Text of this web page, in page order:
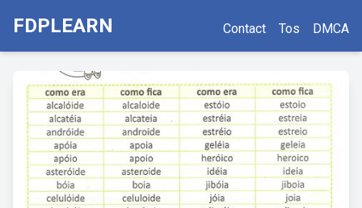
FDPLEARN Contact Tos DMCA